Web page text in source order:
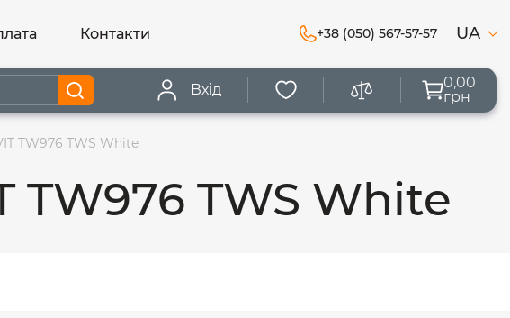
Контакти +38 (050) 567-57-57 UA
Вхід
0,00
грн
TW976 TWS White
TW976 TWS White